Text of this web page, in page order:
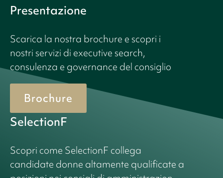
Presentazione
Scarica la nostra brochure e scopri i
nostri servizi di executive search,
consulenza e governance del consiglio
Brochure
SelectionF
Scopri come SelectionF collega
candidate donne altamente qualificate a